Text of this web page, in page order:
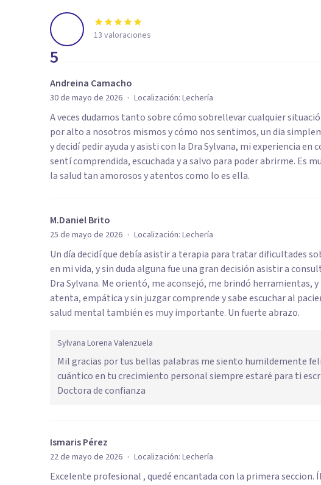
5
13 valoraciones
Andreina Camacho
30 de mayo de 2026 · Localización: Lechería
A veces dudamos tanto sobre cómo sobrellevar cualquier
por alto a nosotros mismos y cómo nos sentimos, un dia
y decidí pedir ayuda y asisti con la Dra Sylvana, mi experiencia
sentí comprendida, escuchada y a salvo para poder abrirme. Es
la salud tan amorosos y atentos como lo es ella.
M.Daniel Brito
25 de mayo de 2026 · Localización: Lechería
Un día decidí que debía asistir a terapia para tratar dificultades
en mi vida, y sin duda alguna fue una gran decisión asistir a
Dra Sylvana. Me orientó, me aconsejó, me brindó herramientas,
atenta, empática y sin juzgar comprende y sabe escuchar al
salud mental también es muy importante. Un fuerte abrazo.
Sylvana Lorena Valenzuela
Mil gracias por tus bellas palabras me siento humildemente
cuántico en tu crecimiento personal siempre estaré para ti
Doctora de confianza
Ismaris Pérez
22 de mayo de 2026 · Localización: Lechería
Excelente profesional , quedé encantada con la primera seccion.